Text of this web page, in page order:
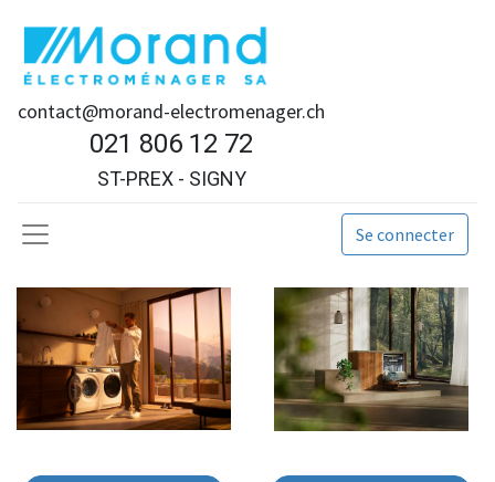
contact@morand-electromenager.ch
021 806 12 72
ST-PREX - SIGNY
Se connecter